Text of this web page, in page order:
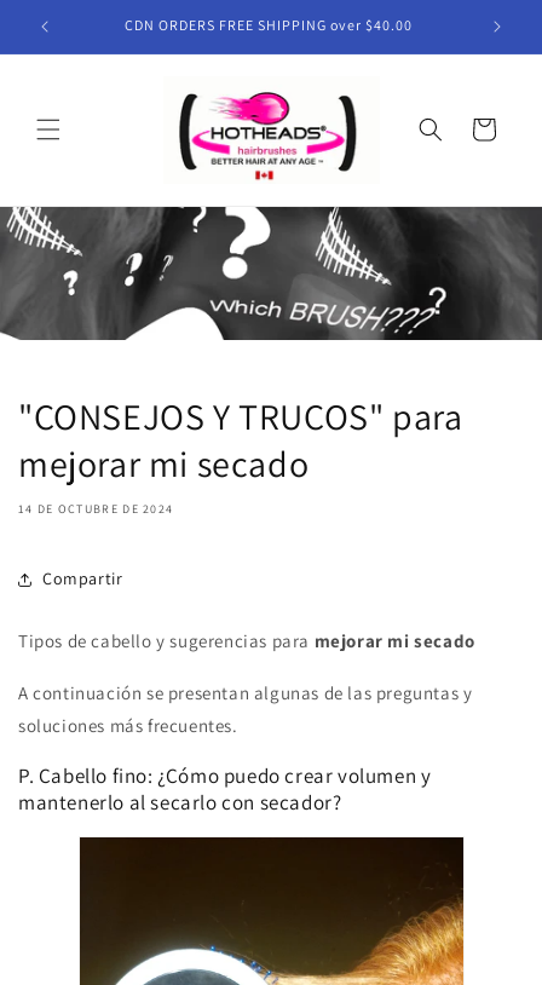
directamenteCDN ORDERS FREE SHIPPING over $40.00
Carrito
"CONSEJOS Y TRUCOS" para
mejorar mi secado
14 DE OCTUBRE DE 2024
Compartir
Tipos de cabello y sugerencias para mejorar mi secado
A continuación se presentan algunas de las preguntas y
soluciones más frecuentes.
P. Cabello fino: ¿Cómo puedo crear volumen y
mantenerlo al secarlo con secador?